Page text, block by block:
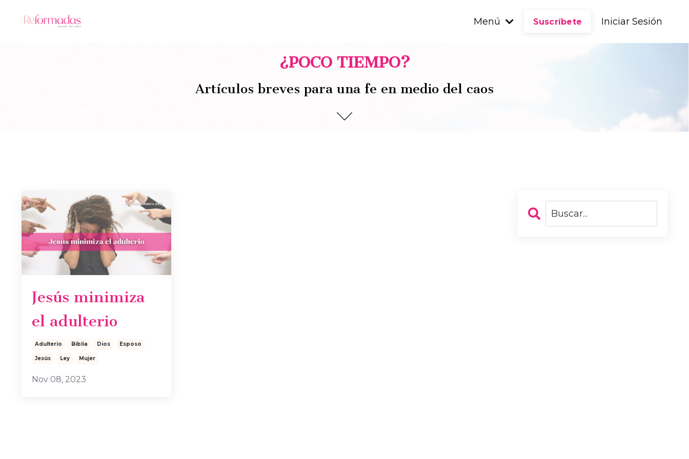
Menú Suscríbete Iniciar Sesión
¿POCO TIEMPO?
Artículos breves para una fe en medio del caos
Jesús minimiza
el adulterio
Adulterio Biblia Dios Esposo
Jesús Ley Mujer
Nov 08, 2023